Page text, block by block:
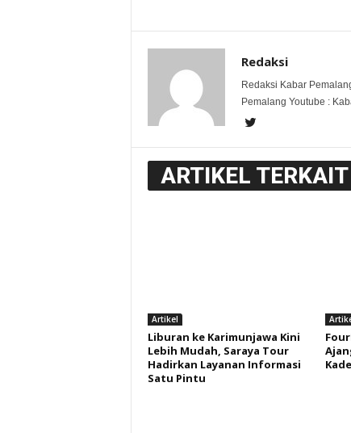
Redaksi
Redaksi Kabar
Pemalang Youtube :
ARTIKEL TERKAIT
Artikel
Liburan ke Karimunjawa Kini
Lebih Mudah, Saraya Tour
Hadirkan Layanan Informasi
Satu Pintu